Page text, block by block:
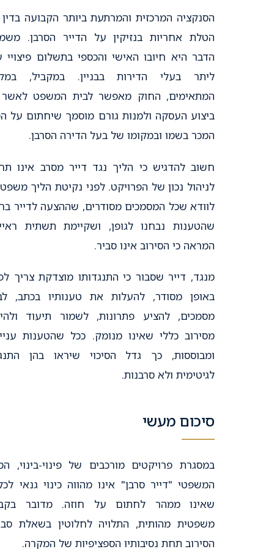
הסנקציה המרכזית והמרתעת ביותר הקבועה
הטלת אחריות בנזיקין על הדייר הסרבן.
הדבר היא חיובו האישי והכספי בתשלום
ליתר בעלי הדירות בבניין. במקביל,
המתאימים, החוק מאפשר לבית המשפט
ביצוע העסקה ולמנות גורם מוסמך שיחתום על
המכר בשמו ובמקומו של בעל הדירה הסרבן.
חשוב להדגיש כי הליך נגד דייר מסרב אינו
לניהול נכון של הפרויקט. לפני נקיטת הליך
לוודא שכל המסמכים מסודרים, שההצעה לדייר
שהטענות נבחנו לגופן, ושקיימת תשתית
המראה כי הסירוב אינו סביר.
מנגד, דייר שסבור כי התנגדותו מוצדקת צריך
באופן מסודר, להעלות את טענותיו בכתב,
מסמכים, להציע פתרונות, לשמור תיעוד
מסירוב כללי שאינו מנומק. ככל שהטענות
ומבוססות, כך גדל הסיכוי שיראו בהן
לגיטימית ולא סרבנות.
סיכום מעשי
במסגרת פרויקטים מורכבים של פינוי-בינוי,
המשפטי "דייר סרבן" אינו מהווה כינוי גנאי
שאינו ממהר לחתום על חוזה. מדובר
משפטית מהותית, התלויה לחלוטין בשאלת
הסירוב תחת נסיבותיו הספציפיות של המקרה.